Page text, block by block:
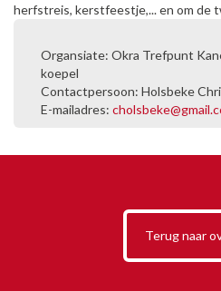
herfstreis, kerstfeestje,... en om de
Organsiate: Okra Trefpunt
koepel
Contactpersoon: Holsbeke
E-mailadres:
Terug naar